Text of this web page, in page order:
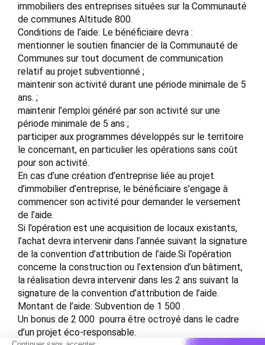
immobiliers des entreprises situées sur la Communauté
de communes Altitude 800.
Conditions de l’aide: Le bénéficiaire devra :
mentionner le soutien financier de la Communauté de
Communes sur tout document de communication
relatif au projet subventionné ;
maintenir son activité durant une période minimale de 5
ans. ;
maintenir l’emploi généré par son activité sur une
période minimale de 5 ans ;
participer aux programmes développés sur le territoire
le concernant, en particulier les opérations sans coût
pour son activité.
En cas d’une création d’entreprise liée au projet
d’immobilier d’entreprise, le bénéficiaire s’engage à
commencer son activité pour demander le versement
de l’aide.
Si l’opération est une acquisition de locaux existants,
l’achat devra intervenir dans l’année suivant la signature
de la convention d’attribution de l’aide.Si l’opération
concerne la construction ou l’extension d’un bâtiment,
la réalisation devra intervenir dans les 2 ans suivant la
signature de la convention d’attribution de l’aide.
Montant de l’aide: Subvention de 1 500 .
Un bonus de 2 000  pourra être octroyé dans le cadre
d’un projet éco-responsable.